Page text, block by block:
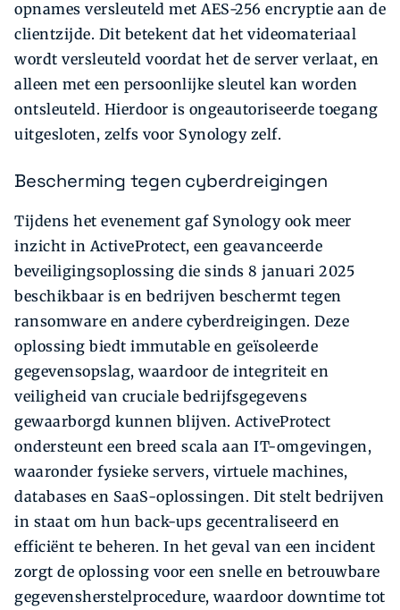
opnames versleuteld met AES-256 encryptie aan de
clientzijde. Dit betekent dat het videomateriaal
wordt versleuteld voordat het de server verlaat, en
alleen met een persoonlijke sleutel kan worden
ontsleuteld. Hierdoor is ongeautoriseerde toegang
uitgesloten, zelfs voor Synology zelf.
Bescherming tegen cyberdreigingen
Tijdens het evenement gaf Synology ook meer
inzicht in ActiveProtect, een geavanceerde
beveiligingsoplossing die sinds 8 januari 2025
beschikbaar is en bedrijven beschermt tegen
ransomware en andere cyberdreigingen. Deze
oplossing biedt immutable en geïsoleerde
gegevensopslag, waardoor de integriteit en
veiligheid van cruciale bedrijfsgegevens
gewaarborgd kunnen blijven. ActiveProtect
ondersteunt een breed scala aan IT-omgevingen,
waaronder fysieke servers, virtuele machines,
databases en SaaS-oplossingen. Dit stelt bedrijven
in staat om hun back-ups gecentraliseerd en
efficiënt te beheren. In het geval van een incident
zorgt de oplossing voor een snelle en betrouwbare
gegevensherstelprocedure, waardoor downtime tot